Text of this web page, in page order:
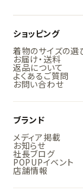
ショッピング
着物のサイズの選
お届け・送料
返品について
よくあるご質問
お問い合わせ
ブランド
メディア掲載
お知らせ
社長ブログ
POPUPイベント
店舗情報